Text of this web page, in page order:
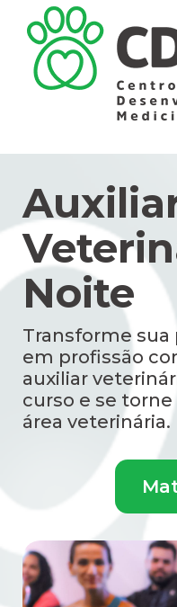
Noite
Transforme sua
em profissão
auxiliar
curso e se
área veterinária.